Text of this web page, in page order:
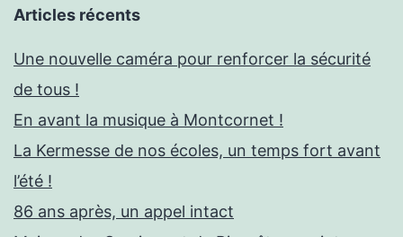
Articles récents
Une nouvelle caméra pour renforcer la sécurité
de tous !
En avant la musique à Montcornet !
La Kermesse de nos écoles, un temps fort avant
l’été !
86 ans après, un appel intact